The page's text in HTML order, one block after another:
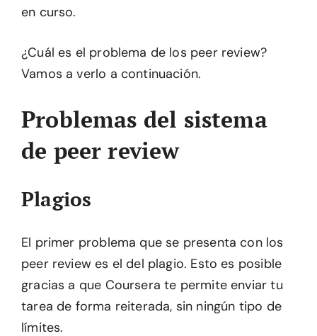
en curso.
¿Cuál es el problema de los peer review?
Vamos a verlo a continuación.
Problemas del sistema
de peer review
Plagios
El primer problema que se presenta con los
peer review es el del plagio. Esto es posible
gracias a que Coursera te permite enviar tu
tarea de forma reiterada, sin ningún tipo de
límites.